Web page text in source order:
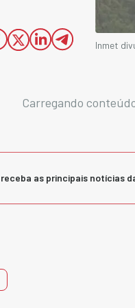
Inmet
Carregando
as principais notícias